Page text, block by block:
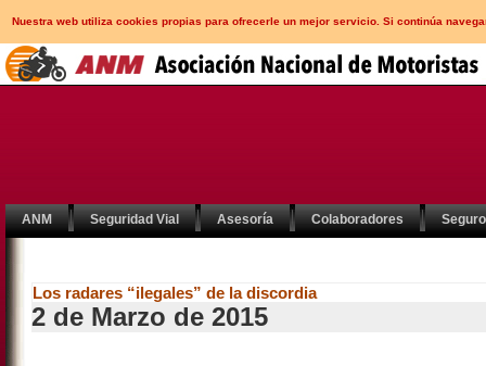
Nuestra web utiliza cookies propias para ofrecerle un mejor servicio. Si continúa
ANM Seguridad Vial Asesoría Colaboradores
Los radares “ilegales” de la discordia
2 de Marzo de 2015